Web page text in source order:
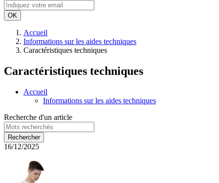
OK
Accueil
Informations sur les aides techniques
Caractéristiques techniques
Caractéristiques techniques
Accueil
Informations sur les aides techniques
Recherche d'un article
16/12/2025